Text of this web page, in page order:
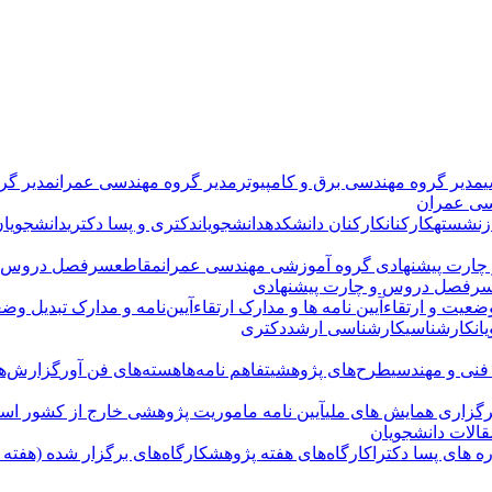
مدیر گروه مهندسی برق و کامپیوتر مدیر گروه مهندسی عمرانمدیر
عمران
کارکنانکارکنان دانشکدهدانشجویاندکتری و پسا دکتری
پیشنهادی گروه آموزشی مهندسی عمرانمقاطعسرفصل دروس
دروس و چارت پیشنهادی
و ارتقاء آیین نامه ها و مدارک ارتقاء آیین‌نامه و مدارک تبدیل
کارشناسیکارشناسی ارشددکتری
فنی و مهندسیطرح‌های پژوهشیتفاهم نامه‌هاهسته‌های فن آور
همایش های ملیآیین نامه ماموریت پژوهشی خارج از کشور
دانشجویان
های پسا دکترا کارگاه‌های هفته پژوهشکارگاه‌های برگزار شده (هفته